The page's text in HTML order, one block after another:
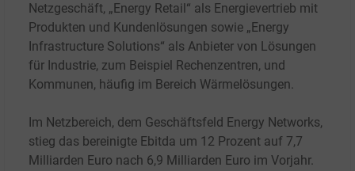
Netzgeschäft, „Energy Retail“ als Energievertrieb mit
Produkten und Kundenlösungen sowie „Energy
Infrastructure Solutions“ als Anbieter von Lösungen
für Industrie, zum Beispiel Rechenzentren, und
Kommunen, häufig im Bereich Wärmelösungen.
Im Netzbereich, dem Geschäftsfeld Energy Networks,
stieg das bereinigte Ebitda um 12 Prozent auf 7,7
Milliarden Euro nach 6,9 Milliarden Euro im Vorjahr.